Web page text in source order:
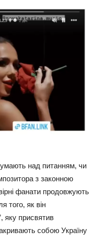
над питанням, чи
з законною
фанати продовжують
того, як він
яку присвятив
собою Україну